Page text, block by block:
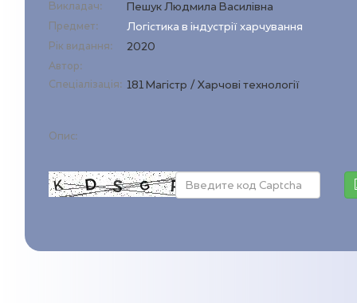
Викладач: Пешук Людмила Василівна
Предмет: Логістика в індустрії харчування
Рік видання: 2020
Автор:
Спеціалізація: 181 Магістр / Харчові технології
Опис: